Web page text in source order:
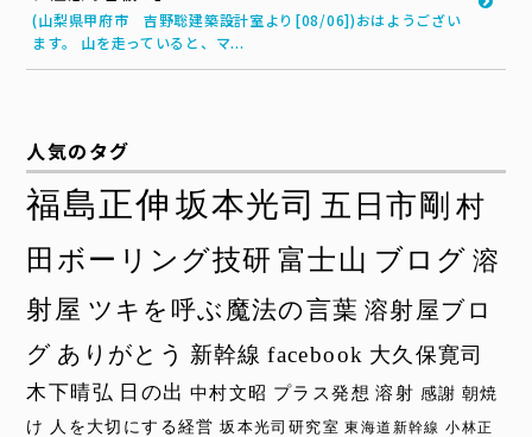
(山梨県甲府市 吉野聡建築設計室より[08/06])おはようござい
ます。 山を走っていると、マ...
人気のタグ
福島正伸 坂本光司 五日市剛 村
田ボーリング技研 富士山 ブログ 溶
射屋 ツキを呼ぶ魔法の言葉 溶射屋ブロ
グ ありがとう 新幹線 facebook 大久保寛司
木下晴弘 日の出 中村文昭 プラス発想 溶射 感謝 朝焼
け
人を大切にする経営 坂本光司研究室 東海道新幹線 小林正